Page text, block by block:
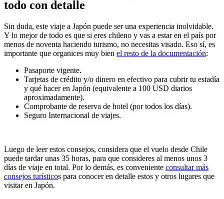
todo con detalle
Sin duda, este viaje a Japón puede ser una experiencia inolvidable.
Y lo mejor de todo es que si eres chileno y vas a estar en el país por
menos de noventa haciendo turismo, no necesitas visado. Eso sí, es
importante que organices muy bien el resto de la documentación:
Pasaporte vigente.
Tarjetas de crédito y/o dinero en efectivo para cubrir tu estadía
y qué hacer en Japón (equivalente a 100 USD diarios
aproximadamente).
Comprobante de reserva de hotel (por todos los días).
Seguro Internacional de viajes.
Luego de leer estos consejos, considera que el vuelo desde Chile
puede tardar unas 35 horas, para que consideres al menos unos 3
días de viaje en total. Por lo demás, es conveniente consultar más
consejos turísticos para conocer en detalle estos y otros lugares que
visitar en Japón.